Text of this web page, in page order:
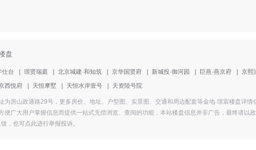
盘
仕台 璟贤瑞庭 北京城建·和知筑 京华国贤府 新城投·御河园 巨燕·燕京府 京熙
西悦府 天恒摩墅 天恒水岸壹号 天资陸号院
房山政通路29号，更多房价、地址、户型图、实景图、交通和周边配套等金地·璟宸楼盘详情
便广大用户掌握信息而提供一站式无偿浏览、查阅的功能，本站楼盘信息并非广告，最终请以
， 也可点此进行举报投诉。